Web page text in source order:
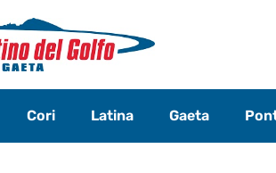
Cori Latina Gaeta